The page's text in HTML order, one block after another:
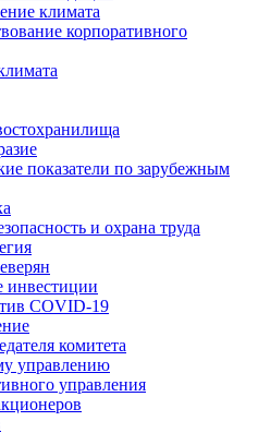
климата
корпоративного
показатели по зарубежным
и охрана труда
инвестиции
COVID‑19
комитета
управлению
управления